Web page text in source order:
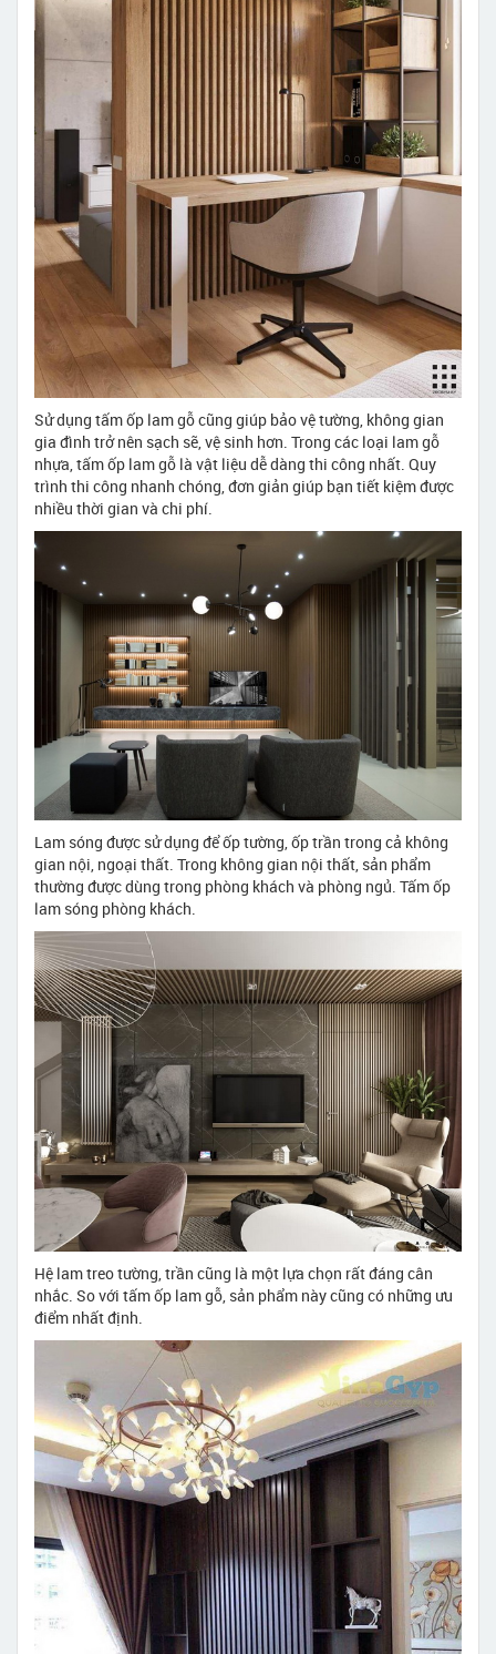
Sử dụng tấm ốp lam gỗ cũng giúp bảo vệ tường, không gian
gia đình trở nên sạch sẽ, vệ sinh hơn. Trong các loại lam gỗ
nhựa, tấm ốp lam gỗ là vật liệu dễ dàng thi công nhất. Quy
trình thi công nhanh chóng, đơn giản giúp bạn tiết kiệm được
nhiều thời gian và chi phí.
Lam sóng được sử dụng để ốp tường, ốp trần trong cả không
gian nội, ngoại thất. Trong không gian nội thất, sản phẩm
thường được dùng trong phòng khách và phòng ngủ. Tấm ốp
lam sóng phòng khách.
Hệ lam treo tường, trần cũng là một lựa chọn rất đáng cân
nhắc. So với tấm ốp lam gỗ, sản phẩm này cũng có những ưu
điểm nhất định.